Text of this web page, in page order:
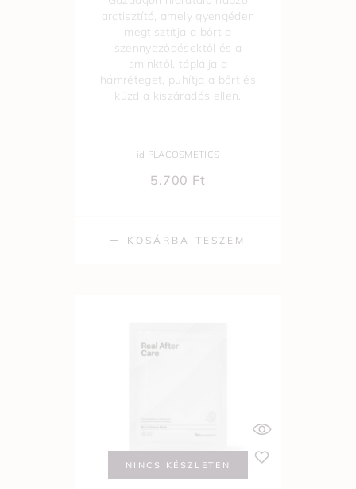
KOSÁRBA TESZEM
arctisztító, amely gyengéden
megtisztítja a bőrt a
szennyeződésektől és a
sminktől, táplálja a
hámréteget, puhítja a bőrt és
küzd a kiszáradás ellen.
id PLACOSMETICS
5.700 Ft
NINCS KÉSZLETEN